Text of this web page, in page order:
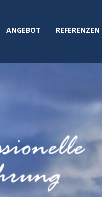
ANGEBOT REFERENZEN